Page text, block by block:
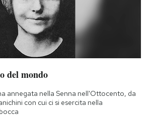
del mondo
annegata nella Senna nell'Ottocento, da
con cui ci si esercita nella